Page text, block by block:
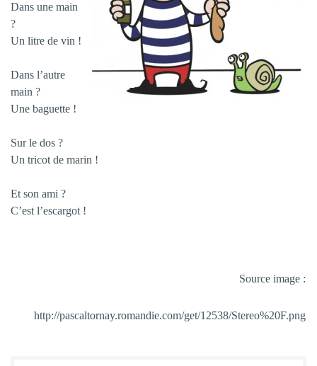
Dans une main
?
Un litre de vin !
Dans l’autre
main ?
Une baguette !
Sur le dos ?
Un tricot de marin !
Et son ami ?
C’est l’escargot !
Source image :
http://pascaltornay.romandie.com/get/12538/Stereo%20F.png